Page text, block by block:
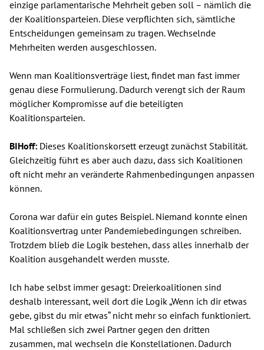
einzige parlamentarische Mehrheit geben soll – nämlich die
der Koalitionsparteien. Diese verpflichten sich, sämtliche
Entscheidungen gemeinsam zu tragen. Wechselnde
Mehrheiten werden ausgeschlossen.
Wenn man Koalitionsverträge liest, findet man fast immer
genau diese Formulierung. Dadurch verengt sich der Raum
möglicher Kompromisse auf die beteiligten
Koalitionsparteien.
BIHoff: Dieses Koalitionskorsett erzeugt zunächst Stabilität.
Gleichzeitig führt es aber auch dazu, dass sich Koalitionen
oft nicht mehr an veränderte Rahmenbedingungen anpassen
können.
Corona war dafür ein gutes Beispiel. Niemand konnte einen
Koalitionsvertrag unter Pandemiebedingungen schreiben.
Trotzdem blieb die Logik bestehen, dass alles innerhalb der
Koalition ausgehandelt werden musste.
Ich habe selbst immer gesagt: Dreierkoalitionen sind
deshalb interessant, weil dort die Logik „Wenn ich dir etwas
gebe, gibst du mir etwas“ nicht mehr so einfach funktioniert.
Mal schließen sich zwei Partner gegen den dritten
zusammen, mal wechseln die Konstellationen. Dadurch